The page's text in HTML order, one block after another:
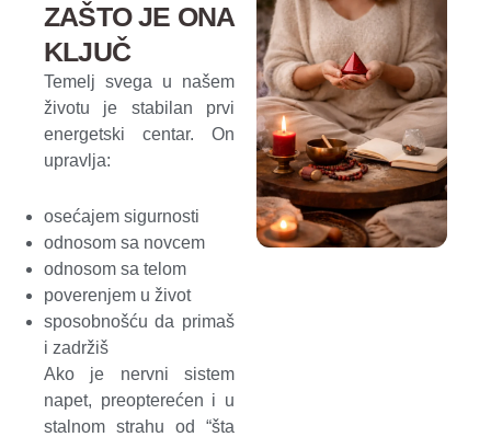
ZAŠTO JE ONA
KLJUČ
Temelj svega u našem
životu je stabilan prvi
energetski centar. On
upravlja:
osećajem sigurnosti
odnosom sa novcem
odnosom sa telom
poverenjem u život
sposobnošću da primaš
i zadržiš
Ako je nervni sistem
napet, preopterećen i u
stalnom strahu od “šta